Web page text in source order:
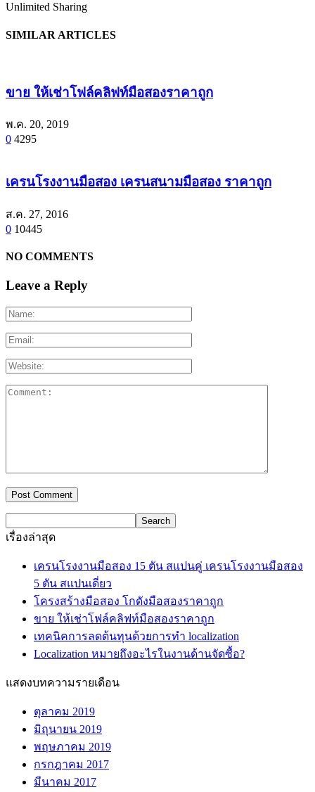
Unlimited Sharing
SIMILAR ARTICLES
ขาย ให้เช่าโฟล์คลิฟท์มือสองราคาถูก
พ.ค. 20, 2019
0 4295
เครนโรงงานมือสอง เครนสนามมือสอง ราคาถูก
ส.ค. 27, 2016
0 10445
NO COMMENTS
Leave a Reply
เรื่องล่าสุด
เครนโรงงานมือสอง 15 ตัน สแปนคู่ เครนโรงงานมือสอง
5 ตัน สแปนเดี่ยว
โครงสร้างมือสอง โกดังมือสองราคาถูก
ขาย ให้เช่าโฟล์คลิฟท์มือสองราคาถูก
เทคนิคการลดต้นทุนด้วยการทำ localization
Localization หมายถึงอะไรในงานด้านจัดซื้อ?
แสดงบทความรายเดือน
ตุลาคม 2019
มิถุนายน 2019
พฤษภาคม 2019
กรกฎาคม 2017
มีนาคม 2017